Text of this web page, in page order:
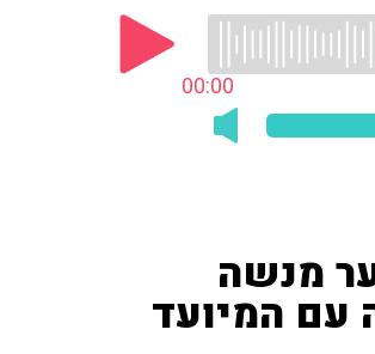
00:00
מנשה
עם המיועד